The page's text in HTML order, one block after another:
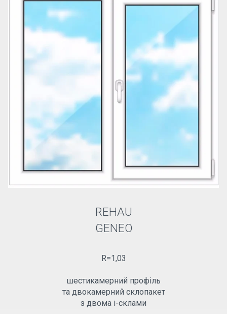
REHAU
GENEO
R=1,03
шестикамерний профіль
та двокамерний склопакет
з двома і-склами